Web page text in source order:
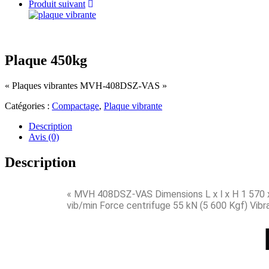
Produit suivant
Plaque 450kg
« Plaques vibrantes MVH-408DSZ-VAS »
Catégories : Compactage, Plaque vibrante
Description
Avis (0)
Description
« MVH 408DSZ-VAS Dimensions L x l x H 1
vib/min Force centrifuge 55 kN (5 600 Kgf)